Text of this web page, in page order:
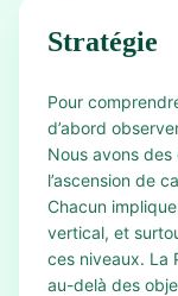
Stratégie
Pour
d’abord
Nous avons
l’ascension de
Chacun
vertical, et
ces niveaux. La
au-delà des